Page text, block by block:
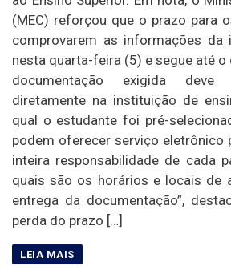
(MEC) reforçou que o prazo para
comprovarem as informações da
nesta quarta-feira (5) e segue até
documentação exigida deve
diretamente na instituição de
qual o estudante foi pré-
podem oferecer serviço eletrônico
inteira responsabilidade de cada
quais são os horários e locais de
entrega da documentação”,
perda do prazo […]